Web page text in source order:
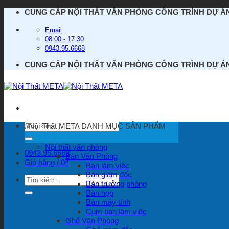
CUNG CẤP NỘI THẤT VĂN PHÒNG CÔNG TRÌNH DỰ
Email
08:00 - 17:30
0943.95.6668
CUNG CẤP NỘI THẤT VĂN PHÒNG CÔNG TRÌNH DỰ
Tìm
kiếm:
0943.95.6668
Giỏ hàng / 0₫
Tìm
kiếm:
#Nội Thất METADANH MỤC SẢN PHẨM
Nội thất văn phòng
Bàn Văn Phòng
Bàn làm việc
Bàn giám đốc
Bàn trưởng phòng
Bàn họp
Bàn máy tính
Cụm bàn làm việc
Ghế Văn Phòng